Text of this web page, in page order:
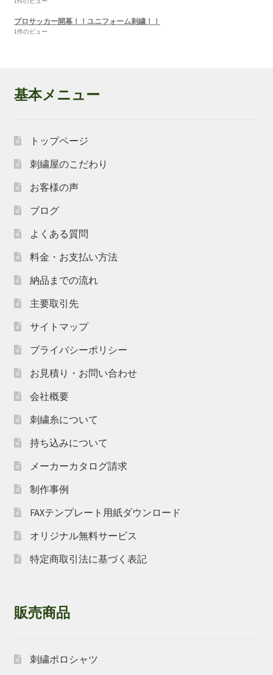
プロサッカー開幕！！ユニフォーム刺繍！！
1件のビュー
基本メニュー
トップページ
刺繍屋のこだわり
お客様の声
ブログ
よくある質問
料金・お支払い方法
納品までの流れ
主要取引先
サイトマップ
プライバシーポリシー
お見積り・お問い合わせ
会社概要
刺繍糸について
持ち込みについて
メーカーカタログ請求
制作事例
FAXテンプレート用紙ダウンロード
オリジナル無料サービス
特定商取引法に基づく表記
販売商品
刺繍ポロシャツ